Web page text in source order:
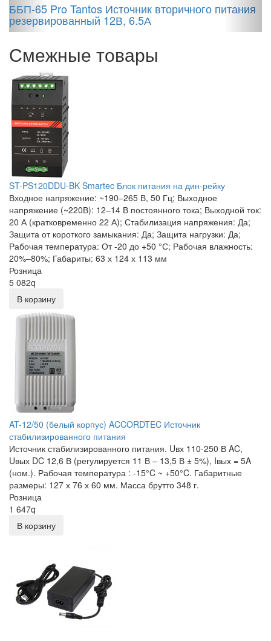
ББП-65 Pro Tantos Источник вторичного питания
резервированный 12В, 6.5А
Смежные товары
ST-PS120DDU-BK Smartec Блок питания на дин-рейку
Входное напряжение: ~190–265 В, 50 Гц; Выходное
напряжение (~220В): 12–14 В постоянного тока; Выходной ток:
20 А (кратковременно 22 А); Стабилизация напряжения: Да;
Защита от короткого замыкания: Да; Защита нагрузки: Да;
Рабочая температура: От -20 до +50 °С; Рабочая влажность:
20%–80%; Габариты: 63 х 124 х 113 мм
Розница
5 082q
В корзину
AT-12/50 (белый корпус) ACCORDTEC Источник
стабилизированного питания
Источник стабилизированного питания. Uвх 110-250 В AC,
Uвых DC 12,6 В (регулируется 11 В – 13,5 В ± 5%), Iвых = 5A
(ном.). Рабочая температура : -15°C ~ +50°C. Габаритные
размеры: 127 х 76 х 60 мм. Масса брутто 348 г.
Розница
1 647q
В корзину